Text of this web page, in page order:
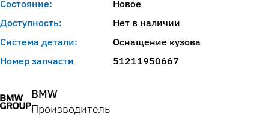
Состояние:
Новое
Доступность:
Нет в наличии
Система детали:
Оснащение кузова
Номер запчасти
51211950667
BMW
Производитель